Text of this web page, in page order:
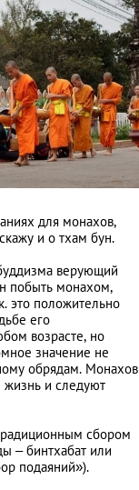
для монахов,
и о тхам бун.
верующий
побыть монахом,
это положительно
его
возрасте, но
значение не
обрядам. Монахов
жизнь и следуют
сбором
– бинтхабат или
подаяний»).